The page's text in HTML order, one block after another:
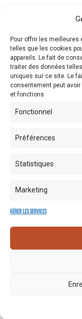
Pour offrir les
telles que les cookies
appareils. Le fait de
traiter des données
uniques sur ce site. Le
consentement peut
et fonctions.
Fonctionnel
Préférences
Statistiques
Marketing
Gérer les services
Mentions